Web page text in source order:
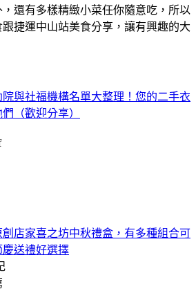
還有多樣精緻小菜任你隨意吃，所以
捷運中山站美食分享，讓有興趣的大
院與社福機構名單大整理！您的二手衣
（歡迎分享）
創店家喜之坊中秋禮盒，有多種組合可
送禮好選擇